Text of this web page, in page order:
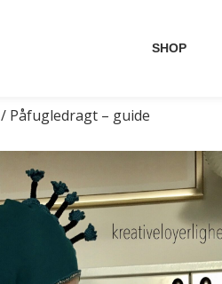
SHOP
/ Påfugledragt – guide